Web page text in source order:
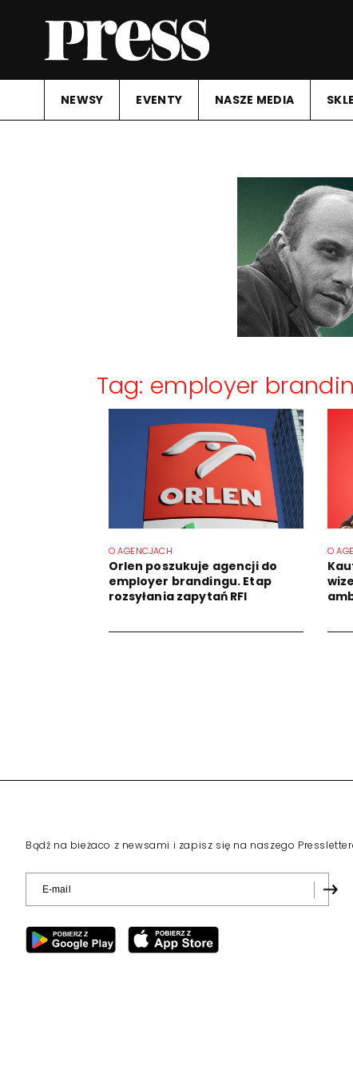
NEWSY EVENTY NASZE MEDIA
Tag: employer
O AGENCJACH
Orlen poszukuje agencji do
employer brandingu. Etap
rozsyłania zapytań RFI
O
Bądź na bieżaco z newsami i zapisz się na naszego